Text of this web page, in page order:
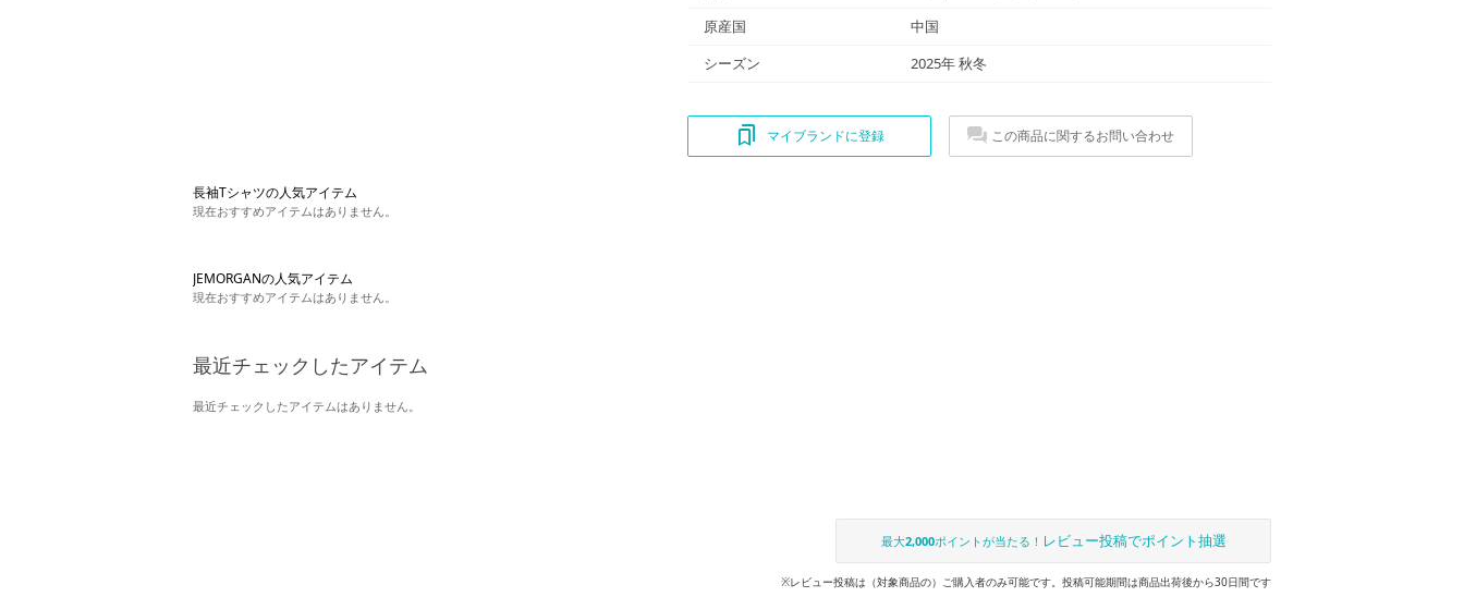
原産国
中国
シーズン
2025年 秋冬
マイブランドに登録 この商品に関するお問い合わせ
長袖Tシャツの人気アイテム
現在おすすめアイテムはありません。
JEMORGANの人気アイテム
現在おすすめアイテムはありません。
最近チェックしたアイテム
最近チェックしたアイテムはありません。
最大2,000ポイントが当たる！ レビュー投稿でポイント抽選
※レビュー投稿は（対象商品の）ご購入者のみ可能です。投稿可能期間は商品出荷後から30日間です